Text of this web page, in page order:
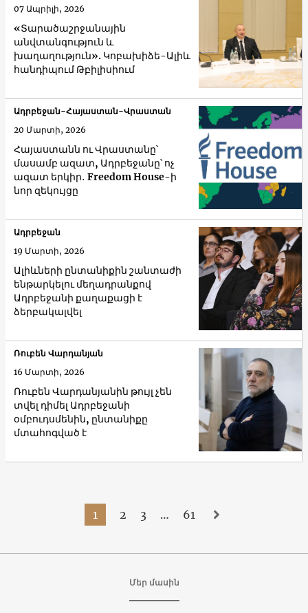
«Տարածաշրջանային
անվտանգություն և
խաղաղություն». Կոբախիձե-Ալիև
հանդիպում Թբիլիսիում
07 Ապրիլի, 2026
Հայաստանն ու Վրաստանը՝
մասամբ ազատ, Ադրբեջանը՝ ոչ
ազատ երկիր․ Freedom House-ի
նոր զեկույցը
Ադրբեջան-Հայաստան-Վրաստան
20 Մարտի, 2026
Ալիևների ընտանիքին շանտաժի
ենթարկելու մեղադրանքով
Ադրբեջանի քաղաքացի է
ձերբակալվել
Ադրբեջան
19 Մարտի, 2026
Ռուբեն Վարդանյանին թույլ չեն
տվել դիմել Ադրբեջանի
օմբուդսմենին, ընտանիքը
մտահոգված է
Ռուբեն Վարդանյան
16 Մարտի, 2026
1 2 3 … 61
Մեր մասին